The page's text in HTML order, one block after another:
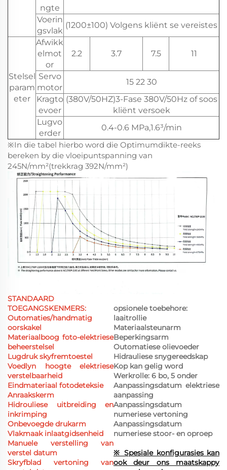
ngte
Voerin
gsvlak
(1200±100) Volgens kliënt se vereistes
Stelsel
param
eter
Afwikk
elmot
or
2.2 3.7 7.5 11
Servo
motor
15 22 30
Kragto
evoer
(380V/50HZ)3-Fase 380V/50Hz of soos
kliënt versoek
Lugvo
erder
0.4-0.6 MPa,1.6³/min
※In die tabel hierbo word die Optimumdikte-reeks
bereken by die vloeipuntspanning van
245N/mm²(trekkrag 392N/mm²)
STANDAARD
TOEGANGSKENMERS:
Outomaties/handmatig
oorskakel
Materiaalboog foto-elektriese
beheerstelsel
Lugdruk skyfremtoestel
Voedlyn hoogte elektriese
verstelbaarheid
Eindmateriaal fotodeteksie
Anraakskerm
Hidrouliese uitbreiding en
inkrimping
Onbevoegde drukarm
Vlakmaak inlaatgidsenheid
Manuele verstelling van
verstel datum
Skryfblad vertoning van
opsionele toebehore:
laaitrollie
Materiaalsteunarm
Beperkingsarm
Outomatiese olievoeder
Hidrauliese snygereedskap
Kop kan gelig word
Werkrolle: 6 bo, 5 onder
Aanpassingsdatum elektriese
aanpassing
Aanpassingsdatum
numeriese vertoning
Aanpassingsdatum
numeriese stoor- en oproep
※ Spesiale konfigurasies kan
ook deur ons maatskappy